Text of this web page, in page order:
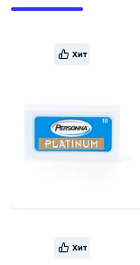
Хит
Хит